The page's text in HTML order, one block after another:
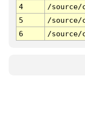
4
/source/
5
/source/
6
/source/